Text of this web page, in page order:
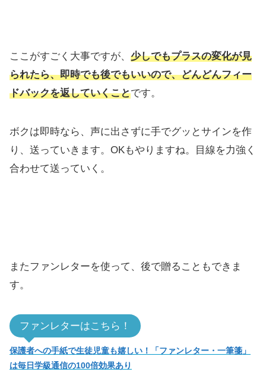
ここがすごく大事ですが、 少しでもプラスの変化が見
られたら、即時でも後でもいいので、どんどんフィー
ドバックを返していくことです。
ボクは即時なら、声に出さずに手でグッとサインを作
り、送っていきます。OKもやりますね。目線を力強く
合わせて送っていく。
またファンレターを使って、後で贈ることもできま
す。
ファンレターはこちら！
保護者への手紙で生徒児童も嬉しい！「ファンレター・一筆箋」
は毎日学級通信の100倍効果あり